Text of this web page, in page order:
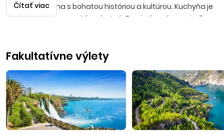
nádherná krajina s bohatou históriou a kultúrou. Kuchyňa je
mimoriadne rozmanitá a chutná, Turci sú v príprave jedla
už s First minute zľavami alebo ako Last minute dovolenku,
Letecké zá­jazdy sú realizované s odletmi z Bratislavy, Košíc
a Popradu na letisko v Antalyi.
Alanya
Obľúbené stredisko sa nachádza približne 120 km od
Antalye, na východe Tureckej riviéry. Krásnu panorámu
Čítať viac
Fakultatívne výlety